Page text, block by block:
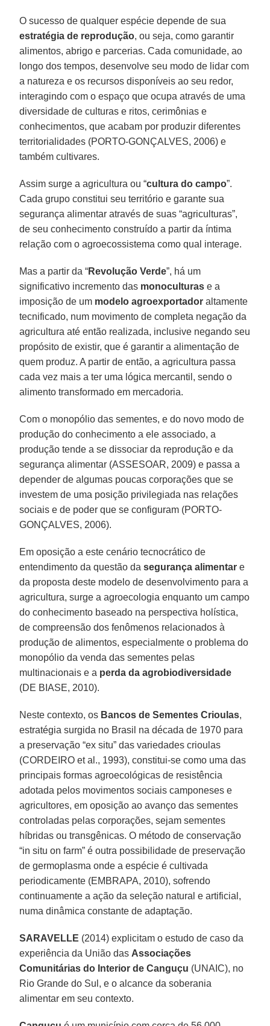
O sucesso de qualquer espécie depende de sua
estratégia de reprodução, ou seja, como garantir
alimentos, abrigo e parcerias. Cada comunidade, ao
longo dos tempos, desenvolve seu modo de lidar com
a natureza e os recursos disponíveis ao seu redor,
interagindo com o espaço que ocupa através de uma
diversidade de culturas e ritos, cerimônias e
conhecimentos, que acabam por produzir diferentes
territorialidades (PORTO-GONÇALVES, 2006) e
também cultivares.
Assim surge a agricultura ou “cultura do campo”.
Cada grupo constitui seu território e garante sua
segurança alimentar através de suas “agriculturas”,
de seu conhecimento construído a partir da íntima
relação com o agroecossistema como qual interage.
Mas a partir da “Revolução Verde”, há um
significativo incremento das monoculturas e a
imposição de um modelo agroexportador altamente
tecnificado, num movimento de completa negação da
agricultura até então realizada, inclusive negando seu
propósito de existir, que é garantir a alimentação de
quem produz. A partir de então, a agricultura passa
cada vez mais a ter uma lógica mercantil, sendo o
alimento transformado em mercadoria.
Com o monopólio das sementes, e do novo modo de
produção do conhecimento a ele associado, a
produção tende a se dissociar da reprodução e da
segurança alimentar (ASSESOAR, 2009) e passa a
depender de algumas poucas corporações que se
investem de uma posição privilegiada nas relações
sociais e de poder que se configuram (PORTO-
GONÇALVES, 2006).
Em oposição a este cenário tecnocrático de
entendimento da questão dasegurança alimentar e
da proposta deste modelo de desenvolvimento para a
agricultura, surge a agroecologia enquanto um campo
do conhecimento baseado na perspectiva holística,
de compreensão dos fenômenos relacionados à
produção de alimentos, especialmente o problema do
monopólio da venda das sementes pelas
multinacionais e a perda da agrobiodiversidade
(DE BIASE, 2010).
Neste contexto, os Bancos de Sementes Crioulas,
estratégia surgida no Brasil na década de 1970 para
a preservação “ex situ” das variedades crioulas
(CORDEIRO et al., 1993), constitui-se como uma das
principais formas agroecológicas de resistência
adotada pelos movimentos sociais camponeses e
agricultores, em oposição ao avanço das sementes
controladas pelas corporações, sejam sementes
híbridas ou transgênicas. O método de conservação
“in situ on farm” é outra possibilidade de preservação
de germoplasma onde a espécie é cultivada
periodicamente (EMBRAPA, 2010), sofrendo
continuamente a ação da seleção natural e artificial,
numa dinâmica constante de adaptação.
SARAVELLE (2014) explicitam o estudo de caso da
experiência da União das Associações
Comunitárias do Interior de Canguçu (UNAIC), no
Rio Grande do Sul, e o alcance da soberania
alimentar em seu contexto.